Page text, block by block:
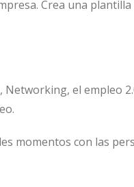
Crea una
el empleo
momentos con las